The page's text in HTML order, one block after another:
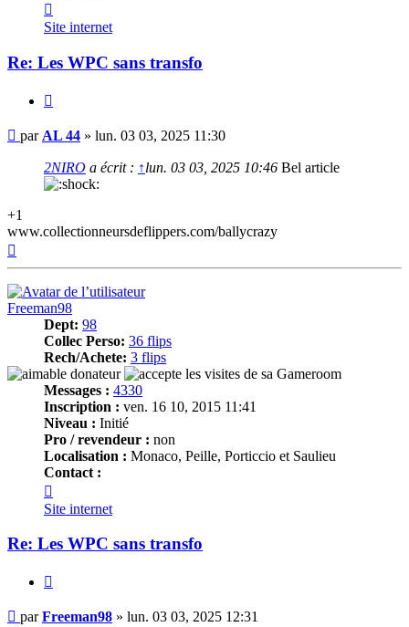
AL
44
Site internet
Re: Les WPC sans transfo
Message
par AL 44 » lun. 03 03, 2025 11:30
2NIRO a écrit : ↑lun. 03 03, 2025 10:46 Bel article
+1
www.collectionneursdeflippers.com/ballycrazy
Freeman98
Dept: 98
Collec Perso: 36 flips
Rech/Achete: 3 flips
Messages : 4330
Inscription : ven. 16 10, 2015 11:41
Niveau : Initié
Pro / revendeur : non
Localisation : Monaco, Peille, Porticcio et Saulieu
Contact :
Freeman98
Site internet
Re: Les WPC sans transfo
Message
parFreeman98 » lun. 03 03, 2025 12:31